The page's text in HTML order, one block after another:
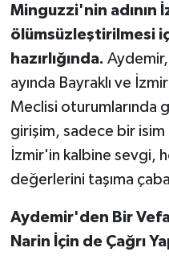
Minguzzi'nin adının
ölümsüzleştirilmesi
hazırlığında. Aydemir,
ayında Bayraklı ve
Meclisi oturumlarında
girişim, sadece bir
İzmir'in kalbine sevgi,
değerlerini taşıma
Aydemir'den Bir
Narin İçin de Çağrı